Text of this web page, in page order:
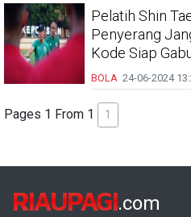
Pelatih Shin
Penyerang
Kode Siap
BOLA 24-06-2024
Pages 1 From 1 1
RIAUPAGI.com